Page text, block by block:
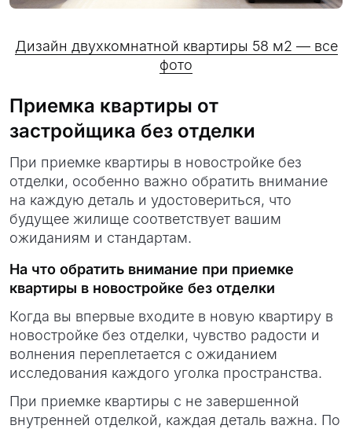
Дизайн двухкомнатной квартиры 58 м2 — все
фото
Приемка квартиры от
застройщика без отделки
При приемке квартиры в новостройке без
отделки, особенно важно обратить внимание
на каждую деталь и удостовериться, что
будущее жилище соответствует вашим
ожиданиям и стандартам.
На что обратить внимание при приемке
квартиры в новостройке без отделки
Когда вы впервые входите в новую квартиру в
новостройке без отделки, чувство радости и
волнения переплетается с ожиданием
исследования каждого уголка пространства.
При приемке квартиры с не завершенной
внутренней отделкой, каждая деталь важна. По